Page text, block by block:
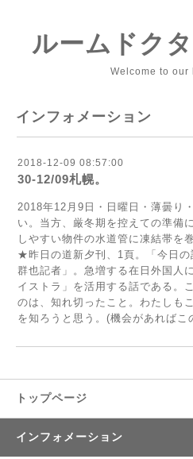
ルームドク
Welcome to our
インフォメーション
2018-12-09 08:57:00
30-12/09札幌。
2018年12月9日・日曜日・薄曇り
い。当方、厳冬期を控えての準備
しやすい物件の水道管に凍結帯を
★昨日の道新夕刊、1頁。「今日
群也記者」。急増する在日外国人
イストラ」を活用する話である。
のは、知れ切ったこと。わたしも
を知ろうと思う。(機会があればこ
トップページ
インフォメーション